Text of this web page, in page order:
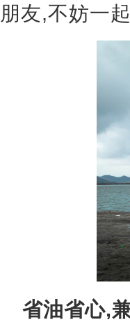
朋友,不妨一
省油省心,